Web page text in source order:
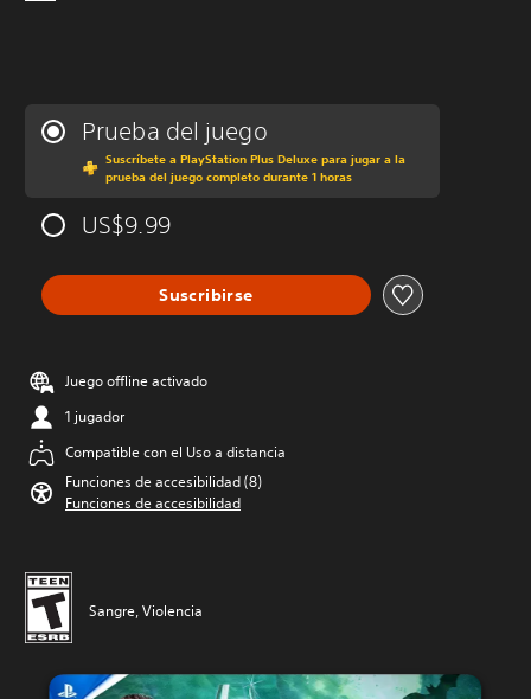
Prueba del juego
Suscríbete a PlayStation Plus Deluxe para jugar a la
prueba del juego completo durante 1 horas
US$9.99
Suscribirse
Juego offline activado
1 jugador
Compatible con el Uso a distancia
Funciones de accesibilidad (8)
Funciones de accesibilidad
Sangre, Violencia